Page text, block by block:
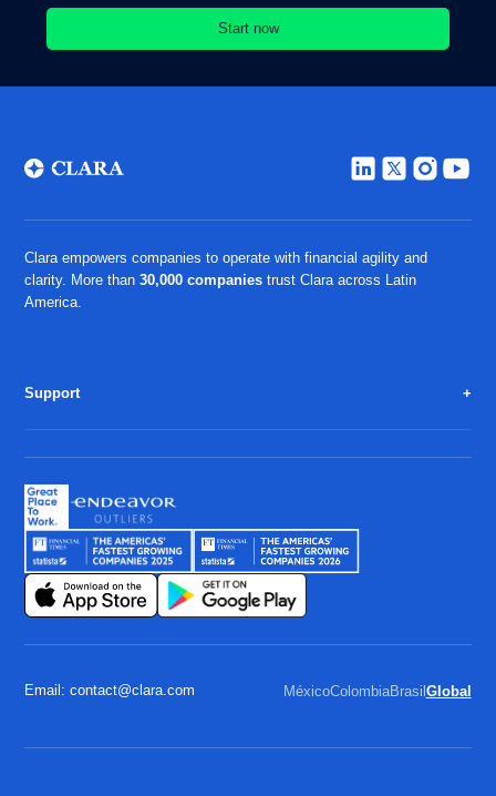
Clara empowers companies to operate with financial agility and
clarity. More than30,000 companiestrust Clara across Latin
America.
Support
Email: contact@clara.com MéxicoColombiaBrasilGlobal